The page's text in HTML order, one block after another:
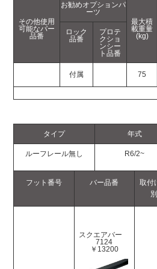
その他使用
可能なバー
品番
お勧めオプションパ
ーツ
ロック
品番
プロテ
クショ
ンシー
ト品番
付属
最大積
載重量
(kg)
75
タイプ
ルーフレール無し
年式
R6/2~
フット番号 バー品番
取付
スクエアバー
7124
￥13200